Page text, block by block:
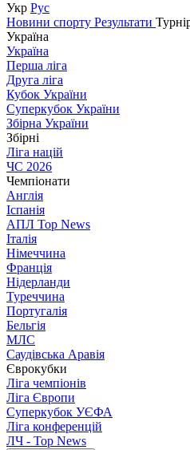
Укр Рус
Новини спорту Результати
Україна
Україна
Перша ліга
Друга ліга
Кубок України
Суперкубок України
Збірна України
Збірні
Ліга націй
ЧС 2026
Чемпіонати
Англія
Іспанія
АПЛ Top News
Італія
Німеччина
Франція
Нідерланди
Туреччина
Португалія
Бельгія
МЛС
Саудівська Аравія
Єврокубки
Ліга чемпіонів
Ліга Європи
Суперкубок УЄФА
Ліга конференцій
ЛЧ - Top News